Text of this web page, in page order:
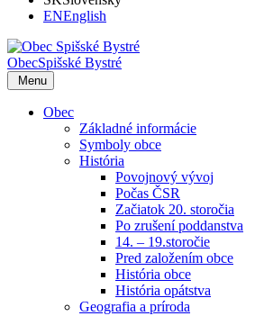
ENEnglish
ObecSpišské Bystré
Menu
Obec
Základné informácie
Symboly obce
História
Povojnový vývoj
Počas ČSR
Začiatok 20. storočia
Po zrušení poddanstva
14. – 19.storočie
Pred založením obce
História obce
História opátstva
Geografia a príroda